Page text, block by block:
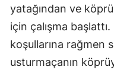
yatağından ve
için çalışma
koşullarına rağmen
usturmaçanın